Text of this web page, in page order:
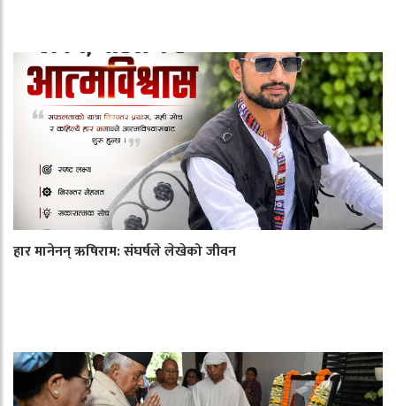
हार मानेनन् ऋषिराम: संघर्षले लेखेको जीवन